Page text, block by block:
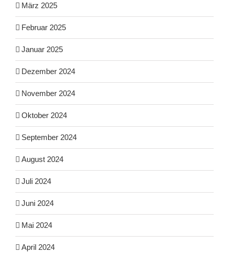
März 2025
Februar 2025
Januar 2025
Dezember 2024
November 2024
Oktober 2024
September 2024
August 2024
Juli 2024
Juni 2024
Mai 2024
April 2024